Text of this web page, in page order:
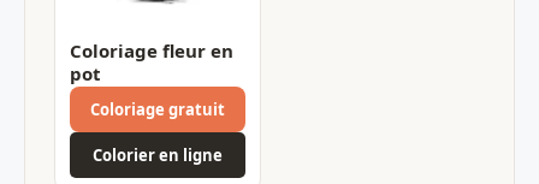
Coloriage fleur en
pot
Coloriage gratuit
Colorier en ligne